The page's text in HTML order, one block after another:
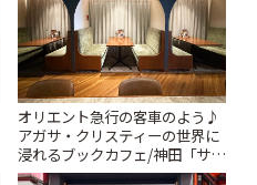
オリエント急行の客車のよう♪
アガサ・クリスティーの世界に
浸れるブックカフェ/神田「サロ
ンクリスティ」 | ことりっぷ